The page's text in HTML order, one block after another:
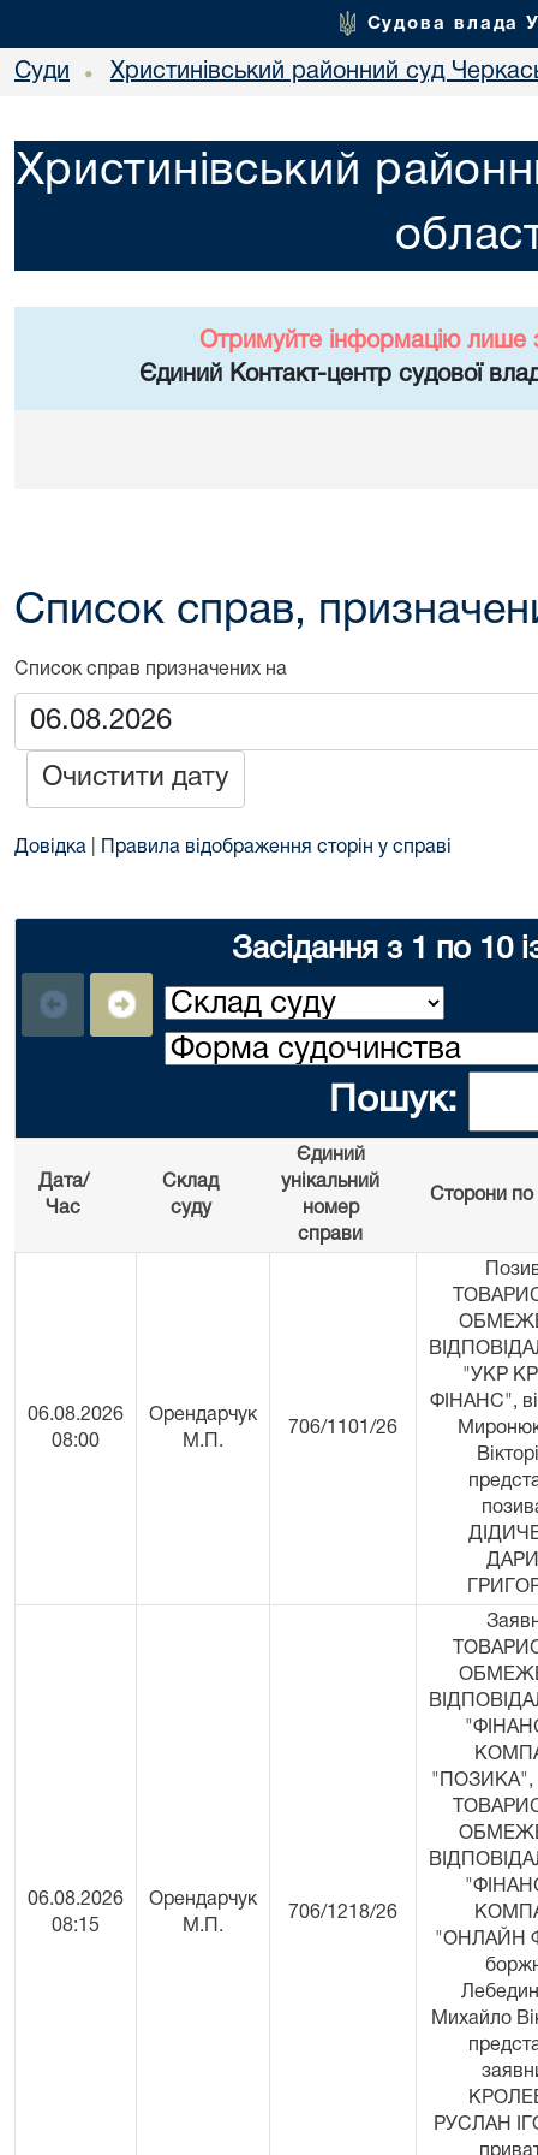
Судова влада
Суди • Христинівський районний суд
Христинівський
Отримуйте інформацію лише
Єдиний Контакт-центр судової
Список справ,
Список справ призначених на
Очистити дату
Довідка Правила відображення сторін у справі
Засідання з 1 по 10
Пошук:
Дата/
Час
Склад
суду
Єдиний
унікальний
номер
справи
Сторони по
06.08.2026
08:00
Орендарчук
М.П.
706/1101/26
"УКР
ФІНАНС",
06.08.2026
08:15
Орендарчук
М.П.
706/1218/26
"ПОЗИКА",
"ОНЛАЙН
Михайло
РУСЛАН